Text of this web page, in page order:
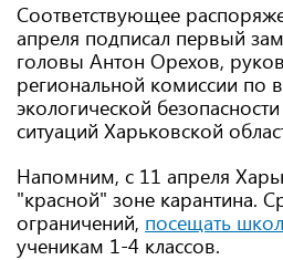
Соответствующее
апреля подписал первый
головы Антон Орехов,
региональной комиссии по
экологической
ситуаций Харьковской
Напомним, с 11 апреля
"красной" зоне карантина.
ограничений, посещать
ученикам 1-4 классов.